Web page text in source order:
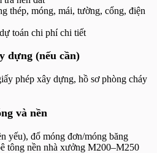
thép, móng, mái, tường, cổng, điện
toán chi phí chi tiết
dựng (nếu cần)
phép xây dựng, hồ sơ phòng cháy
và nền
yếu), đổ móng đơn/móng băng
tông nền nhà xưởng M200–M250